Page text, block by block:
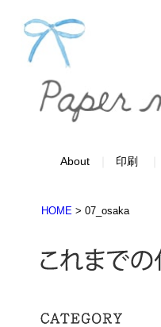
About 印刷
HOME > 07_osaka